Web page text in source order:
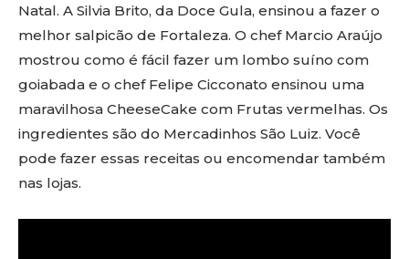
Natal. A Silvia Brito, da Doce Gula, ensinou a fazer o
melhor salpicão de Fortaleza. O chef Marcio Araújo
mostrou como é fácil fazer um lombo suíno com
goiabada e o chef Felipe Cicconato ensinou uma
maravilhosa CheeseCake com Frutas vermelhas. Os
ingredientes são do Mercadinhos São Luiz. Você
pode fazer essas receitas ou encomendar também
nas lojas.